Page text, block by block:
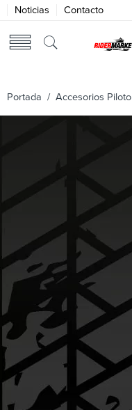
Noticias Contacto
Portada / Accesorios Piloto